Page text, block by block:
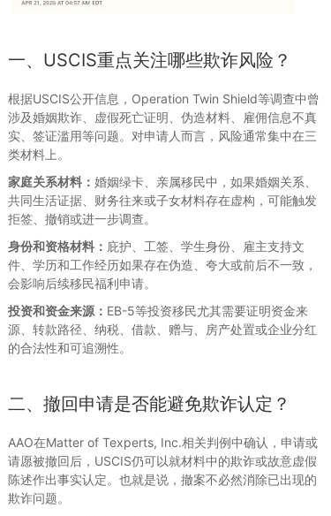
一、USCIS重点关注哪些欺诈风险？
根据USCIS公开信息，Operation Twin Shield等调查中曾
涉及婚姻欺诈、虚假死亡证明、伪造材料、雇佣信息不真
实、签证滥用等问题。对申请人而言，风险通常集中在三
类材料上。
家庭关系材料： 婚姻绿卡、亲属移民中，如果婚姻关系、
共同生活证据、财务往来或子女材料存在虚构，可能触发
拒签、撤销或进一步调查。
身份和资格材料： 庇护、工签、学生身份、雇主支持文
件、学历和工作经历如果存在伪造、夸大或前后不一致，
会影响后续移民福利申请。
投资和资金来源： EB-5等投资移民尤其需要证明资金来
源、转款路径、纳税、借款、赠与、房产处置或企业分红
的合法性和可追溯性。
二、撤回申请是否能避免欺诈认定？
AAO在Matter of Texperts, Inc.相关判例中确认，申请或
请愿被撤回后，USCIS仍可以就材料中的欺诈或故意虚假
陈述作出事实认定。也就是说，撤案不必然消除已出现的
欺诈问题。